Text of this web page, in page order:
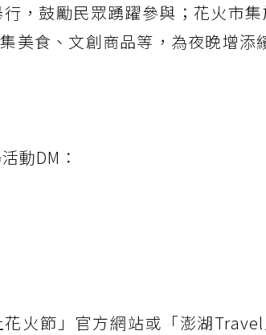
，鼓勵民眾踴躍參與；花火市
美食、文創商品等，為夜晚增添
動DM：
火節」官方網站或「澎湖